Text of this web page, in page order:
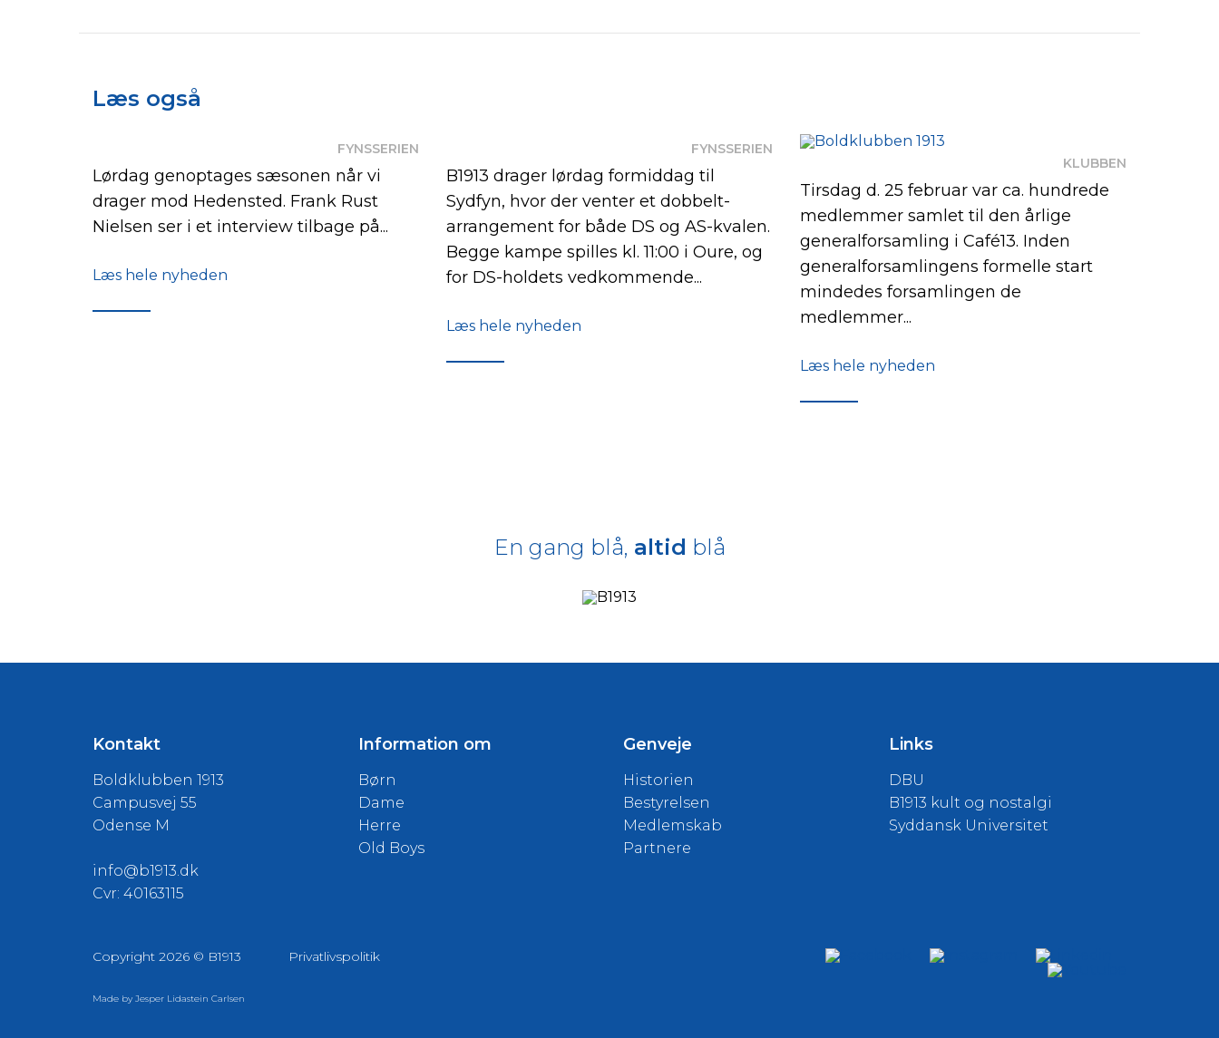
Læs også
FYNSSERIEN
Lørdag genoptages sæsonen når vi
drager mod Hedensted. Frank Rust
Nielsen ser i et interview tilbage på...
Læs hele nyheden
FYNSSERIEN
B1913 drager lørdag formiddag til
Sydfyn, hvor der venter et dobbelt-
arrangement for både DS og AS-kvalen.
Begge kampe spilles kl. 11:00 i Oure, og
for DS-holdets vedkommende...
Læs hele nyheden
KLUBBEN
Tirsdag d. 25 februar var ca. hundrede
medlemmer samlet til den årlige
generalforsamling i Café13. Inden
generalforsamlingens formelle start
mindedes forsamlingen de
medlemmer...
Læs hele nyheden
En gang blå, altid blå
Kontakt
Boldklubben 1913
Campusvej 55
Odense M
info@b1913.dk
Cvr: 40163115
Information om
Børn
Dame
Herre
Old Boys
Genveje
Historien
Bestyrelsen
Medlemskab
Partnere
Links
DBU
B1913 kult og nostalgi
Syddansk Universitet
Copyright 2026 © B1913 Privatlivspolitik
Made by Jesper Lidastein Carlsen